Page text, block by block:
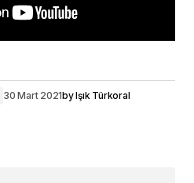
30 Mart 2021byIşık Türkoral